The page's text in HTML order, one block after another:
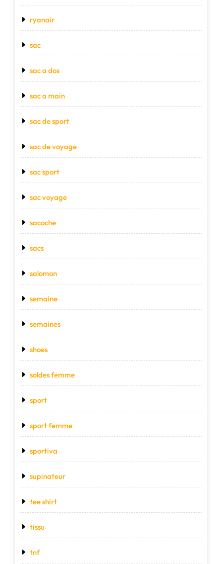
ryanair
sac
sac a dos
sac a main
sac de sport
sac de voyage
sac sport
sac voyage
sacoche
sacs
salomon
semaine
semaines
shoes
soldes femme
sport
sport femme
sportiva
supinateur
tee shirt
tissu
tnf